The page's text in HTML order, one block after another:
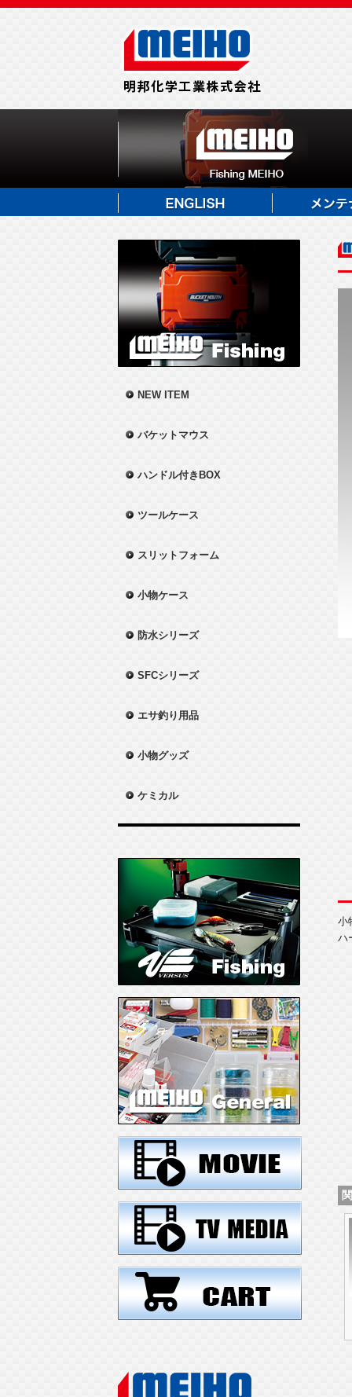
NEW ITEM
バケットマウス
ハンドル付きBOX
ツールケース
スリットフォーム
小物ケース
防水シリーズ
SFCシリーズ
エサ釣り用品
小物グッズ
ケミカル
小
ハ